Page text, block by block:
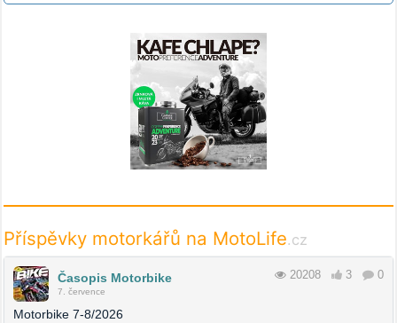
Příspěvky motorkářů na MotoLife.cz
Časopis Motorbike
7. července
20208 3 0
Motorbike 7-8/2026